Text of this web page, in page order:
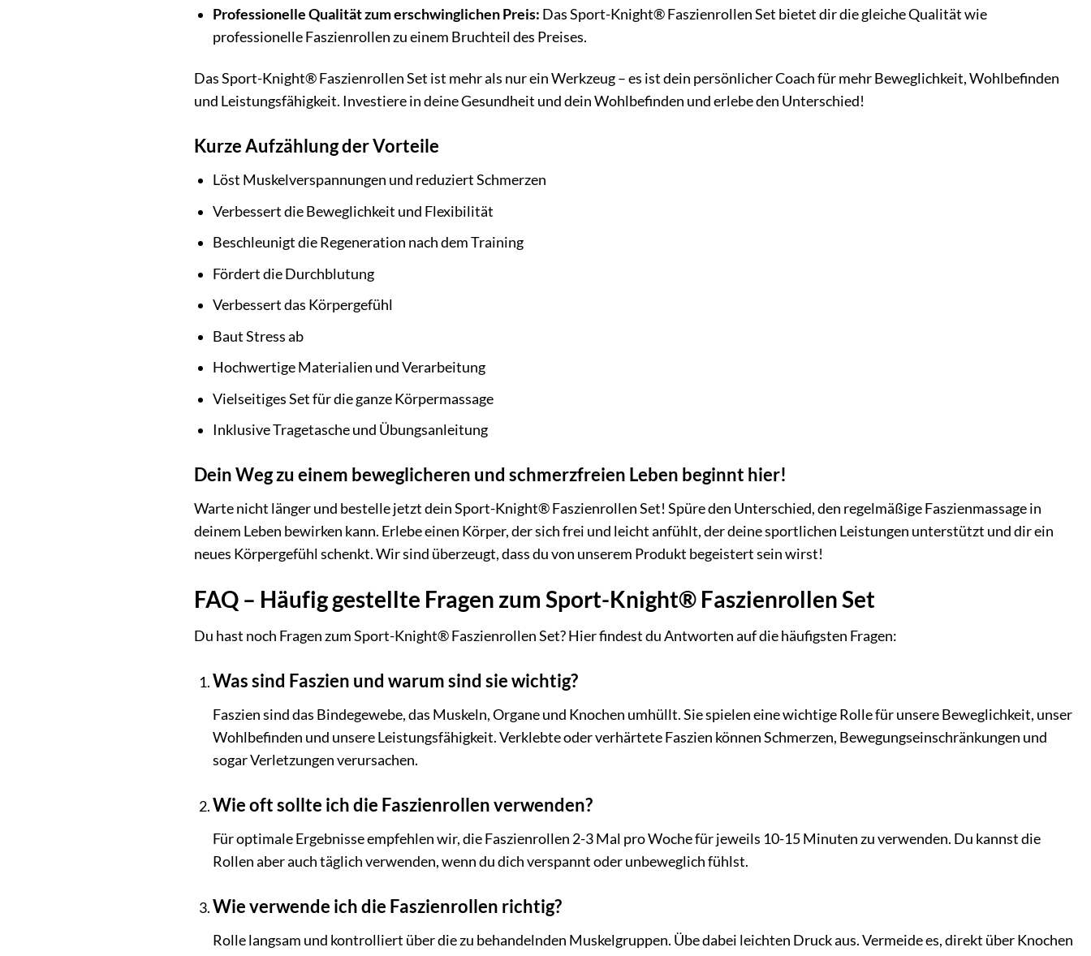
Professionelle Qualität zum erschwinglichen Preis: Das Sport-Knight® Faszienrollen Set bietet dir die gleiche Qualität wie
professionelle Faszienrollen zu einem Bruchteil des Preises.
Das Sport-Knight® Faszienrollen Set ist mehr als nur ein Werkzeug – es ist dein persönlicher Coach für mehr Beweglichkeit, Wohlbefinden
und Leistungsfähigkeit. Investiere in deine Gesundheit und dein Wohlbefinden und erlebe den Unterschied!
Kurze Aufzählung der Vorteile
Löst Muskelverspannungen und reduziert Schmerzen
Verbessert die Beweglichkeit und Flexibilität
Beschleunigt die Regeneration nach dem Training
Fördert die Durchblutung
Verbessert das Körpergefühl
Baut Stress ab
Hochwertige Materialien und Verarbeitung
Vielseitiges Set für die ganze Körpermassage
Inklusive Tragetasche und Übungsanleitung
Dein Weg zu einem beweglicheren und schmerzfreien Leben beginnt hier!
Warte nicht länger und bestelle jetzt dein Sport-Knight® Faszienrollen Set! Spüre den Unterschied, den regelmäßige Faszienmassage in
deinem Leben bewirken kann. Erlebe einen Körper, der sich frei und leicht anfühlt, der deine sportlichen Leistungen unterstützt und dir ein
neues Körpergefühl schenkt. Wir sind überzeugt, dass du von unserem Produkt begeistert sein wirst!
FAQ – Häufig gestellte Fragen zum Sport-Knight® Faszienrollen Set
Du hast noch Fragen zum Sport-Knight® Faszienrollen Set? Hier findest du Antworten auf die häufigsten Fragen:
Was sind Faszien und warum sind sie wichtig?
Faszien sind das Bindegewebe, das Muskeln, Organe und Knochen umhüllt. Sie spielen eine wichtige Rolle für unsere Beweglichkeit, unser
Wohlbefinden und unsere Leistungsfähigkeit. Verklebte oder verhärtete Faszien können Schmerzen, Bewegungseinschränkungen und
sogar Verletzungen verursachen.
Wie oft sollte ich die Faszienrollen verwenden?
Für optimale Ergebnisse empfehlen wir, die Faszienrollen 2-3 Mal pro Woche für jeweils 10-15 Minuten zu verwenden. Du kannst die
Rollen aber auch täglich verwenden, wenn du dich verspannt oder unbeweglich fühlst.
Wie verwende ich die Faszienrollen richtig?
Rolle langsam und kontrolliert über die zu behandelnden Muskelgruppen. Übe dabei leichten Druck aus. Vermeide es, direkt über Knochen